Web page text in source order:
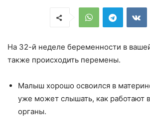
На 32-й неделе беременности в
также происходить перемены.
Малыш хорошо освоился в
уже может слышать, как работают
органы.